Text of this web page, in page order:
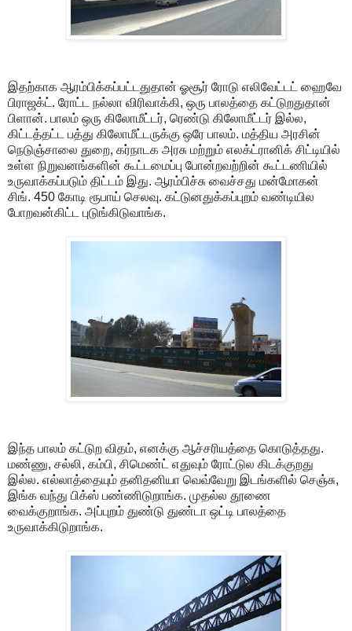
இதற்காக ஆரம்பிக்கப்பட்டதுதான் ஓசூர் ரோடு எலிவேட்டட் ஹைவே
பிராஜக்ட். ரோட்ட நல்லா விரிவாக்கி, ஒரு பாலத்தை கட்டுறதுதான்
பிளான். பாலம் ஒரு கிலோமீட்டர், ரெண்டு கிலோமீட்டர் இல்ல,
கிட்டத்தட்ட பத்து கிலோமீட்டருக்கு ஒரே பாலம். மத்திய அரசின்
நெடுஞ்சாலை துறை, கர்நாடக அரசு மற்றும் எலக்ட்ரானிக் சிட்டியில்
உள்ள நிறுவனங்களின் கூட்டமைப்பு போன்றவற்றின் கூட்டணியில்
உருவாக்கப்படும் திட்டம் இது. ஆரம்பிச்சு வைச்சது மன்மோகன்
சிங். 450 கோடி ரூபாய் செலவு. கட்டுனதுக்கப்புறம் வண்டியில
போறவன்கிட்ட புடுங்கிடுவாங்க.
இந்த பாலம் கட்டுற விதம், எனக்கு ஆச்சரியத்தை கொடுத்தது.
மண்ணு, சல்லி, கம்பி, சிமெண்ட் எதுவும் ரோட்டுல கிடக்குறது
இல்ல. எல்லாத்தையும் தனிதனியா வெவ்வேறு இடங்களில் செஞ்சு,
இங்க வந்து பிக்ஸ் பண்ணிடுறாங்க. முதல்ல தூணை
வைக்குறாங்க. அப்புறம் துண்டு துண்டா ஒட்டி பாலத்தை
உருவாக்கிடுறாங்க.